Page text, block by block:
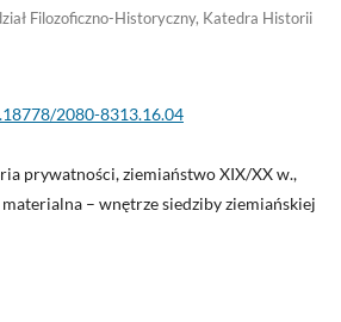
Filozoficzno-Historyczny, Katedra Historii
2080-8313.16.04
prywatności, ziemiaństwo XIX/XX w.,
– wnętrze siedziby ziemiańskiej